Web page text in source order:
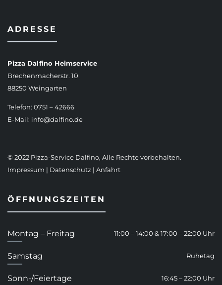
ADRESSE
Pizza Dalfino Heimservice
Brechenmacherstr. 10
88250 Weingarten
Telefon: 0751 – 42666
E-Mail: info@dalfino.de
© 2022 Pizza-Service Dalfino, Alle Rechte vorbehalten.
Impressum | Datenschutz | Anfahrt
ÖFFNUNGSZEITEN
Montag – Freitag 11:00 – 14:00 & 17:00 – 22:00 Uhr
Samstag Ruhetag
Sonn-/Feiertage 16:45 – 22:00 Uhr